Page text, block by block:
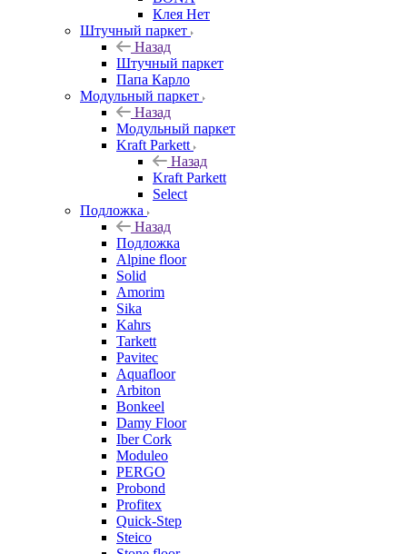
Клея Нет
Штучный паркет
Назад
Штучный паркет
Папа Карло
Модульный паркет
Назад
Модульный паркет
Kraft Parkett
Назад
Kraft Parkett
Select
Подложка
Назад
Подложка
Alpine floor
Solid
Amorim
Sika
Kahrs
Tarkett
Pavitec
Aquafloor
Arbiton
Bonkeel
Damy Floor
Iber Cork
Moduleo
PERGO
Probond
Profitex
Quick-Step
Steico